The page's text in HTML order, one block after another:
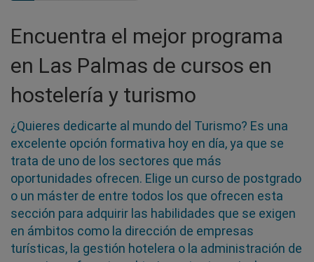
Encuentra el mejor programa
en Las Palmas de cursos en
hostelería y turismo
¿Quieres dedicarte al mundo del Turismo? Es una
excelente opción formativa hoy en día, ya que se
trata de uno de los sectores que más
oportunidades ofrecen. Elige un curso de postgrado
o un máster de entre todos los que ofrecen esta
sección para adquirir las habilidades que se exigen
en ámbitos como la dirección de empresas
turísticas, la gestión hotelera o la administración de